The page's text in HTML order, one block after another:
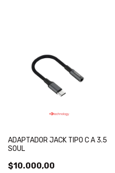
ADAPTADOR JACK TIPO C A 3.5
SOUL
$10.000,00